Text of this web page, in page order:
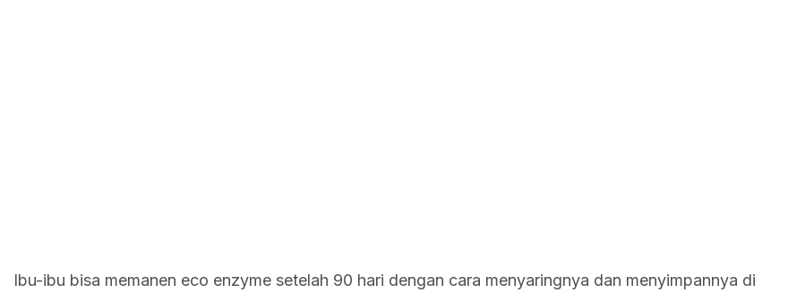
Ibu-ibu bisa memanen eco enzyme setelah 90 hari dengan cara menyaringnya dan menyimpannya di